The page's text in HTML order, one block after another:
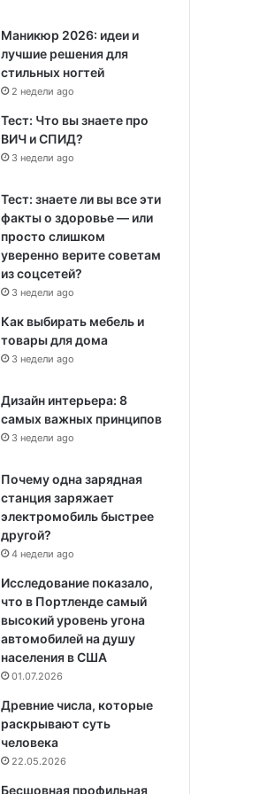
Маникюр 2026: идеи и
лучшие решения для
стильных ногтей
2 недели ago
Тест: Что вы знаете про
ВИЧ и СПИД?
3 недели ago
Тест: знаете ли вы все эти
факты о здоровье — или
просто слишком
уверенно верите советам
из соцсетей?
3 недели ago
Как выбирать мебель и
товары для дома
3 недели ago
Дизайн интерьера: 8
самых важных принципов
3 недели ago
Почему одна зарядная
станция заряжает
электромобиль быстрее
другой?
4 недели ago
Исследование показало,
что в Портленде самый
высокий уровень угона
автомобилей на душу
населения в США
01.07.2026
Древние числа, которые
раскрывают суть
человека
22.05.2026
Бесшовная профильная